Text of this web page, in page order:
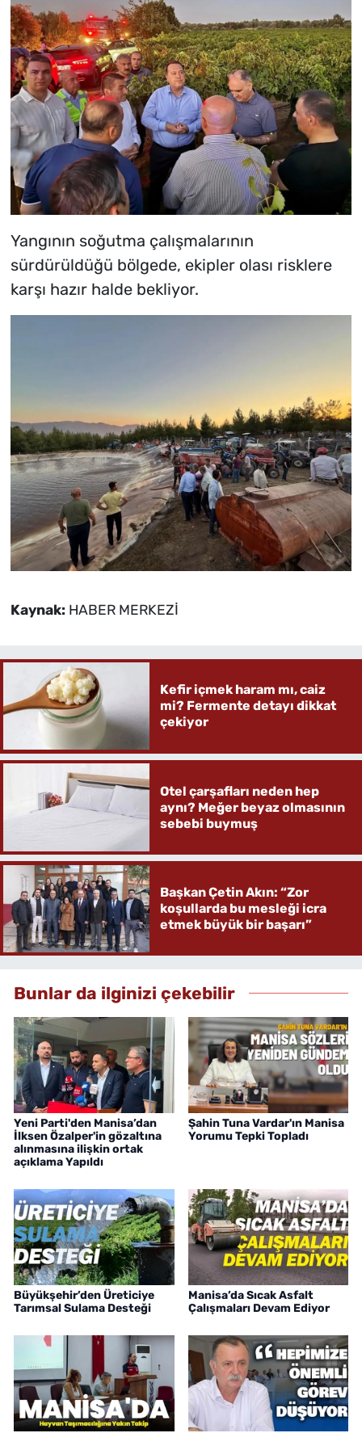
Yangının soğutma çalışmalarının
sürdürüldüğü bölgede, ekipler olası risklere
karşı hazır halde bekliyor.
Kaynak: HABER MERKEZİ
Kefir içmek haram mı, caiz
mi? Fermente detayı dikkat
çekiyor
Otel çarşafları neden hep
aynı? Meğer beyaz olmasının
sebebi buymuş
Başkan Çetin Akın: “Zor
koşullarda bu mesleği icra
etmek büyük bir başarı”
Bunlar da ilginizi çekebilir
Yeni Parti'den Manisa’dan
İlksen Özalper'in gözaltına
alınmasına ilişkin ortak
açıklama Yapıldı
Şahin Tuna Vardar'ın Manisa
Yorumu Tepki Topladı
Büyükşehir’den Üreticiye
Tarımsal Sulama Desteği
Manisa’da Sıcak Asfalt
Çalışmaları Devam Ediyor